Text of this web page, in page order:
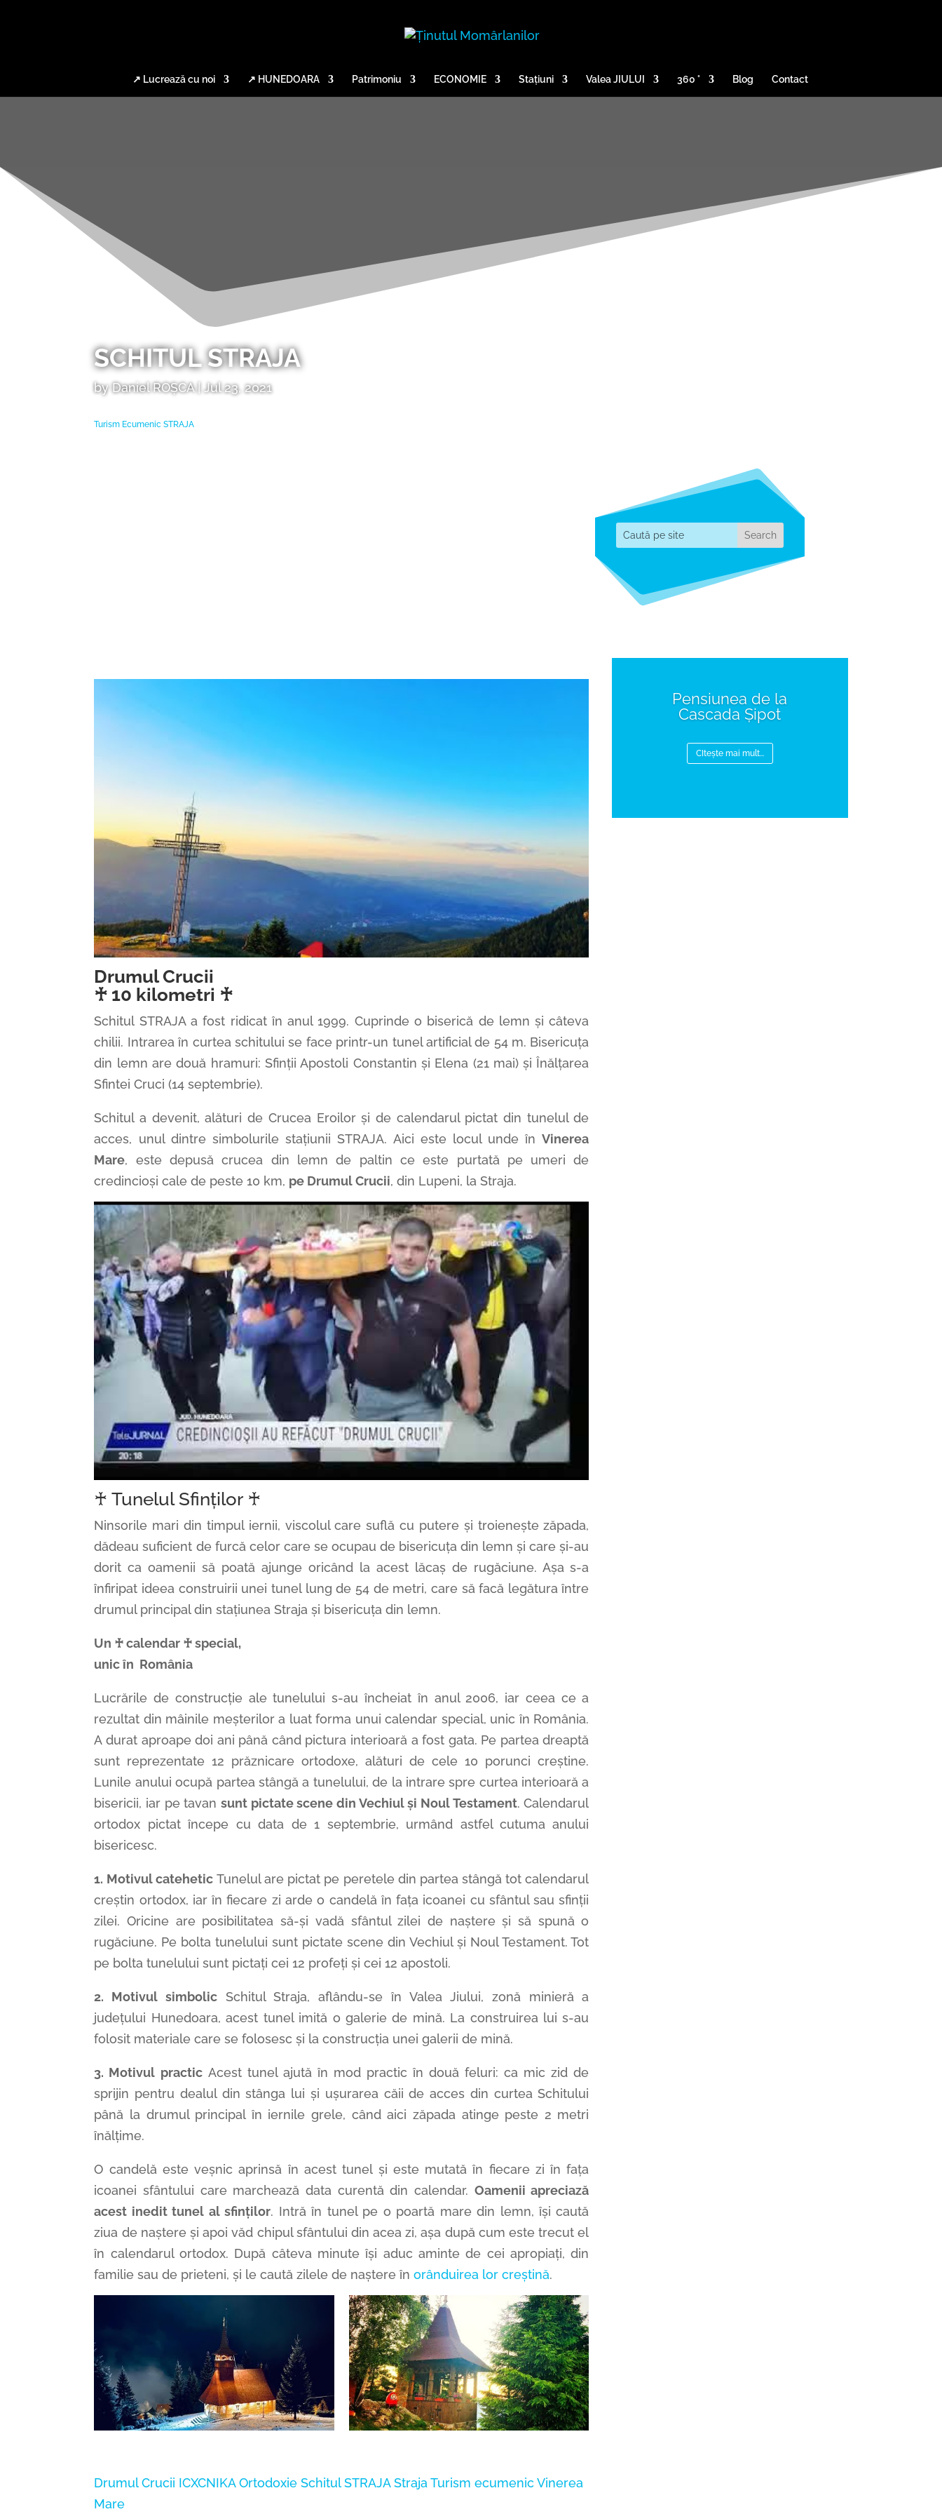
↗ Lucrează cu noi ↗ HUNEDOARA Patrimoniu ECONOMIE Stațiuni Valea JIULUI 360 ° Blog Contact
SCHITUL STRAJA
byDaniel ROȘCA|Jul 23, 2021
Turism Ecumenic STRAJA
Drumul Crucii
♰ 10 kilometri ♰
Schitul STRAJA a fost ridicat în anul 1999. Cuprinde o biserică de lemn și câteva
chilii. Intrarea în curtea schitului se face printr-un tunel artificial de 54 m. Bisericuța
din lemn are două hramuri: Sfinții Apostoli Constantin și Elena (21 mai) și Înălțarea
Sfintei Cruci (14 septembrie).
Schitul a devenit, alături de Crucea Eroilor și de calendarul pictat din tunelul de
acces, unul dintre simbolurile stațiunii STRAJA. Aici este locul unde în Vinerea
Mare, este depusă crucea din lemn de paltin ce este purtată pe umeri de
credincioși cale de peste 10 km, pe Drumul Crucii, din Lupeni, la Straja.
♰ Tunelul Sfinților ♰
Ninsorile mari din timpul iernii, viscolul care suflă cu putere și troienește zăpada,
dădeau suficient de furcă celor care se ocupau de bisericuța din lemn și care și-au
dorit ca oamenii să poată ajunge oricând la acest lăcaș de rugăciune. Așa s-a
înfiripat ideea construirii unei tunel lung de 54 de metri, care să facă legătura între
drumul principal din stațiunea Straja și bisericuța din lemn.
Un ♰ calendar ♰ special,
unic în România
Lucrările de construcție ale tunelului s-au încheiat în anul 2006, iar ceea ce a
rezultat din mâinile meșterilor a luat forma unui calendar special, unic în România.
A durat aproape doi ani până când pictura interioară a fost gata. Pe partea dreaptă
sunt reprezentate 12 prăznicare ortodoxe, alături de cele 10 porunci creștine.
Lunile anului ocupă partea stângă a tunelului, de la intrare spre curtea interioară a
bisericii, iar pe tavan sunt pictate scene din Vechiul și Noul Testament. Calendarul
ortodox pictat începe cu data de 1 septembrie, urmând astfel cutuma anului
bisericesc.
1. Motivul catehetic Tunelul are pictat pe peretele din partea stângă tot calendarul
creștin ortodox, iar în fiecare zi arde o candelă în fața icoanei cu sfântul sau sfinții
zilei. Oricine are posibilitatea să-și vadă sfântul zilei de naștere și să spună o
rugăciune. Pe bolta tunelului sunt pictate scene din Vechiul și Noul Testament. Tot
pe bolta tunelului sunt pictați cei 12 profeți și cei 12 apostoli.
2. Motivul simbolic Schitul Straja, aflându-se în Valea Jiului, zonă minieră a
județului Hunedoara, acest tunel imită o galerie de mină. La construirea lui s-au
folosit materiale care se folosesc și la construcția unei galerii de mină.
3. Motivul practic Acest tunel ajută în mod practic în două feluri: ca mic zid de
sprijin pentru dealul din stânga lui și ușurarea căii de acces din curtea Schitului
până la drumul principal în iernile grele, când aici zăpada atinge peste 2 metri
înălțime.
O candelă este veșnic aprinsă în acest tunel și este mutată în fiecare zi în fața
icoanei sfântului care marchează data curentă din calendar. Oamenii apreciază
acest inedit tunel al sfinților. Intră în tunel pe o poartă mare din lemn, își caută
ziua de naștere și apoi văd chipul sfântului din acea zi, așa după cum este trecut el
în calendarul ortodox. După câteva minute își aduc aminte de cei apropiați, din
familie sau de prieteni, și le caută zilele de naștere înorânduirea lor creștină.
Drumul Crucii ICXCNIKA Ortodoxie Schitul STRAJA Straja Turism ecumenic Vinerea
Mare
Pensiunea de la
Cascada Șipot
CItește mai mult...